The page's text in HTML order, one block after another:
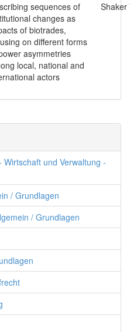
sequences of
changes as
of biotrades,
on different forms
asymmetries
local, national and
actors
Shaker
und Verwaltung -
/ Grundlagen
/ Grundlagen